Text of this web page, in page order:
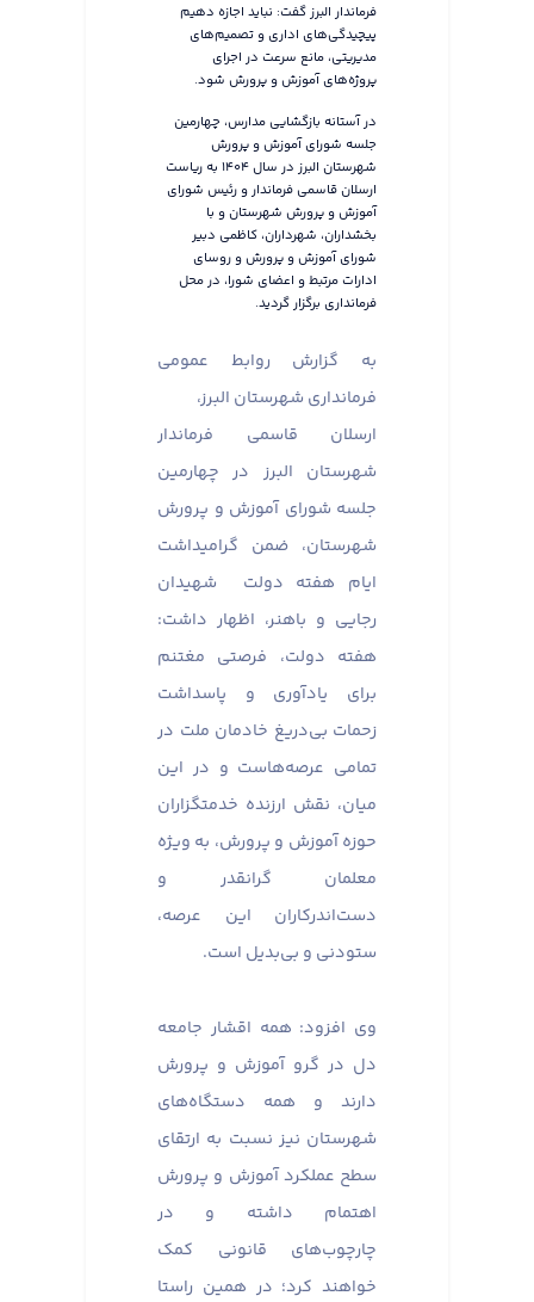
فرماندار البرز گفت: نباید اجازه دهیم
پیچیدگی‌های اداری و تصمیم‌های
مدیریتی، مانع سرعت در اجرای
پروژه‌های آموزش و پرورش شود.
در آستانه بازگشایی مدارس، چهارمین
جلسه شورای آموزش و پرورش
شهرستان البرز در سال ۱۴۰۴ به ریاست
ارسلان قاسمی فرماندار و رئیس شورای
آموزش و پرورش شهرستان و با
بخشداران، شهرداران، کاظمی دبیر
شورای آموزش و پرورش و روسای
ادارات مرتبط و اعضای شورا، در محل
فرمانداری برگزار گردید.
به گزارش روابط عمومی
فرمانداری شهرستان البرز،
ارسلان قاسمی فرماندار
شهرستان البرز در چهارمین
جلسه شورای آموزش و پرورش
شهرستان، ضمن گرامیداشت
ایام هفته دولت شهیدان
رجایی و باهنر، اظهار داشت:
هفته دولت، فرصتی مغتنم
برای یادآوری و پاسداشت
زحمات بی‌دریغ خادمان ملت در
تمامی عرصه‌هاست و در این
میان، نقش ارزنده خدمتگزاران
حوزه آموزش و پرورش، به ویژه
معلمان گرانقدر و
دست‌اندرکاران این عرصه،
ستودنی و بی‌بدیل است.
وی افزود: همه اقشار جامعه
دل در گرو آموزش و پرورش
دارند و همه دستگاه‌های
شهرستان نیز نسبت به ارتقای
سطح عملکرد آموزش و پرورش
اهتمام داشته و در
چارچوب‌های قانونی کمک
خواهند کرد؛ در همین راستا